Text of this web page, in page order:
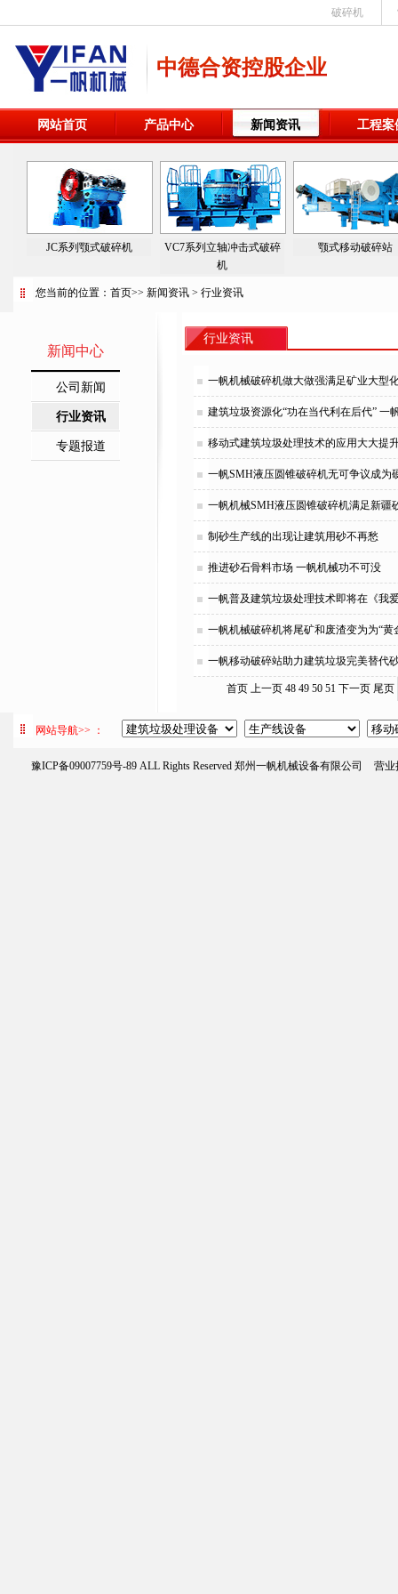
破碎机
中德合资控股企业
网站首页 产品中心 新闻资讯 工程案
JC系列颚式破碎机
VC7系列立轴冲击式破碎
机
颚式移动破碎站
您当前的位置： 首页>> 新闻资讯 > 行业资讯
新闻中心
公司新闻
行业资讯
专题报道
行业资讯
一帆机械破碎机做大做强满足矿业大型
建筑垃圾资源化“功在当代利在后代” 一
移动式建筑垃圾处理技术的应用大大提
一帆SMH液压圆锥破碎机无可争议成为
一帆机械SMH液压圆锥破碎机满足新疆
制砂生产线的出现让建筑用砂不再愁
推进砂石骨料市场 一帆机械功不可没
一帆普及建筑垃圾处理技术即将在《我
一帆机械破碎机将尾矿和废渣变为为“黄
一帆移动破碎站助力建筑垃圾完美替代
首页 上一页 48 49 50 51 下一页 尾页
网站导航>> ：
豫ICP备09007759号-89 ALL Rights Reserved 郑州一帆机械设备有限公司 营业